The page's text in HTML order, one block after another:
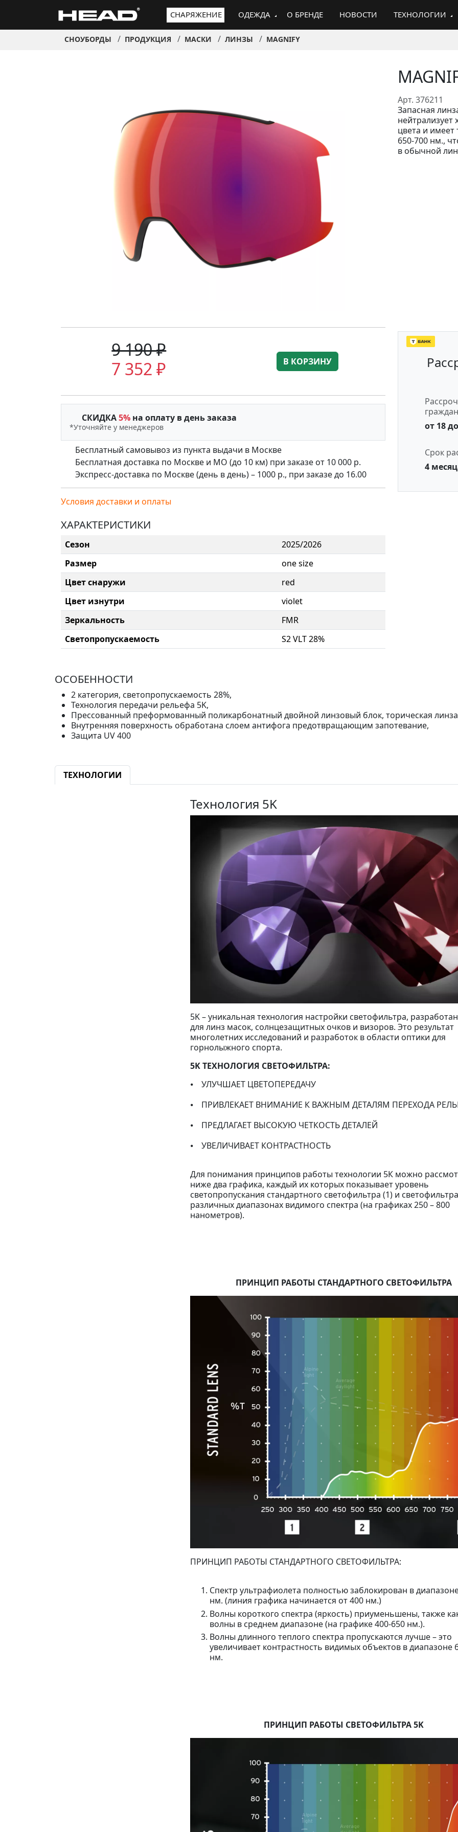
СНАРЯЖЕНИЕ ОДЕЖДА О БРЕНДЕ НОВОСТИ ТЕХНОЛОГИИ
СНОУБОРДЫ ПРОДУКЦИЯ МАСКИ ЛИНЗЫ MAGNIFY
Арт. 376211
Запасная
нейтрализует
цвета и
650-700 нм.,
в обычной
9 190 ₽
7 352 ₽
В КОРЗИНУ
СКИДКА5% на оплату в день заказа
*Уточняйте у менеджеров
Бесплатный самовывоз из пункта выдачи в Москве
Бесплатная доставка по Москве и МО (до 10 км) при заказе от 10 000 р.
Экспресс-доставка по Москве (день в день) – 1000 р., при заказе до 16.00
Условия доставки и оплаты
ХАРАКТЕРИСТИКИ
Сезон
2025/2026
Размер
one size
Цвет снаружи
red
Цвет изнутри
violet
Зеркальность
FMR
Светопропускаемость
S2 VLT 28%
от 18
Срок
4
ОСОБЕННОСТИ
2 категория, светопропускаемость 28%,
Технология передачи рельефа 5K,
Прессованный преформованный поликарбонатный двойной линзовый блок, торическая
Внутренняя поверхность обработана слоем антифога предотвращающим запотевание,
Защита UV 400
ТЕХНОЛОГИИ
Технология 5K
5K – уникальная технология настройки светофильтра,
для линз масок, солнцезащитных очков и визоров. Это результат
многолетних исследований и разработок в области оптики для
горнолыжного спорта.
5K ТЕХНОЛОГИЯ СВЕТОФИЛЬТРА:
⦁ УЛУЧШАЕТ ЦВЕТОПЕРЕДАЧУ
⦁ ПРИВЛЕКАЕТ ВНИМАНИЕ К ВАЖНЫМ ДЕТАЛЯМ ПЕРЕХОДА
⦁ ПРЕДЛАГАЕТ ВЫСОКУЮ ЧЕТКОСТЬ ДЕТАЛЕЙ
⦁ УВЕЛИЧИВАЕТ КОНТРАСТНОСТЬ
Для понимания принципов работы технологии 5К можно
ниже два графика, каждый их которых показывает уровень
светопропускания стандартного светофильтра (1) и
различных диапазонах видимого спектра (на графиках 250 – 800
нанометров).
ПРИНЦИП РАБОТЫ СТАНДАРТНОГО СВЕТОФИЛЬТРА
ПРИНЦИП РАБОТЫ СТАНДАРТНОГО СВЕТОФИЛЬТРА:
Спектр ультрафиолета полностью заблокирован в
нм. (линия графика начинается от 400 нм.)
Волны короткого спектра (яркость) приуменьшены, также
волны в среднем диапазоне (на графике 400-650 нм.).
Волны длинного теплого спектра пропускаются лучше – это
увеличивает контрастность видимых объектов в диапазоне
нм.
ПРИНЦИП РАБОТЫ СВЕТОФИЛЬТРА 5K